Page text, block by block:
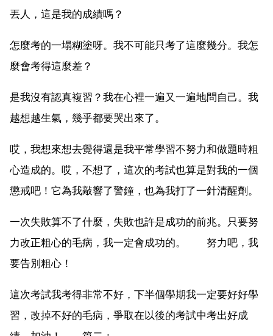
丟人，這是我的成績嗎？
怎麼考的一塌糊塗呀。我不可能只考了這麼幾分。我怎
麼會考得這麼差？
是我沒有認真複習？我在心裡一遍又一遍地問自己。我
越想越生氣，幾乎都要哭出來了。
哎，我想來想去覺得還是我平常學習不努力和做題時粗
心造成的。哎，不想了，這次的考試也算是對我的一個
懲戒吧！它為我敲響了警鐘，也為我打了一針清醒劑。
一次失敗算不了什麼，失敗也許是成功的前兆。只要努
力改正粗心的毛病，我一定會成功的。 努力吧，我
要告別粗心！
這次考試我考得非常不好，下半個學期我一定要好好學
習，改掉不好的毛病，爭取在以後的考試中考出好成